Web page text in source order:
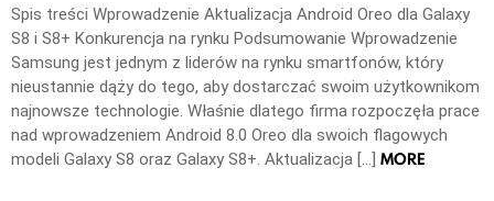
Spis treści Wprowadzenie Aktualizacja Android Oreo dla Galaxy
S8 i S8+ Konkurencja na rynku Podsumowanie Wprowadzenie
Samsung jest jednym z liderów na rynku smartfonów, który
nieustannie dąży do tego, aby dostarczać swoim użytkownikom
najnowsze technologie. Właśnie dlatego firma rozpoczęła prace
nad wprowadzeniem Android 8.0 Oreo dla swoich flagowych
modeli Galaxy S8 oraz Galaxy S8+. Aktualizacja […] MORE